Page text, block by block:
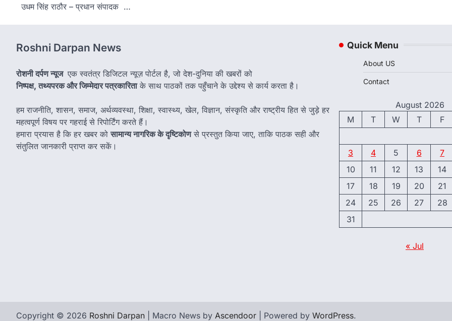
उधम सिंह राठौर – प्रधान संपादक …
Roshni Darpan News
रोशनी दर्पण न्यूज एक स्वतंत्र डिजिटल न्यूज़ पोर्टल है, जो देश-दुनिया की खबरों को
निष्पक्ष, तथ्यपरक और जिम्मेदार पत्रकारिताके साथ पाठकों तक पहुँचाने के उद्देश्य से कार्य करता है।
हम राजनीति, शासन, समाज, अर्थव्यवस्था, शिक्षा, स्वास्थ्य, खेल, विज्ञान, संस्कृति और राष्ट्रीय हित से जुड़े हर
महत्वपूर्ण विषय पर गहराई से रिपोर्टिंग करते हैं।
हमारा प्रयास है कि हर खबर कोसामान्य नागरिक के दृष्टिकोणसे प्रस्तुत किया जाए, ताकि पाठक सही और
संतुलित जानकारी प्राप्त कर सकें।
Quick Menu
About US
Contact
August 2026
M
T W T F
3
4 5 6 7
10
11 12 13 14
17
18 19 20 21
24
25 26 27 28
31
« Jul
Copyright © 2026 Roshni Darpan | Macro News by Ascendoor | Powered by WordPress.